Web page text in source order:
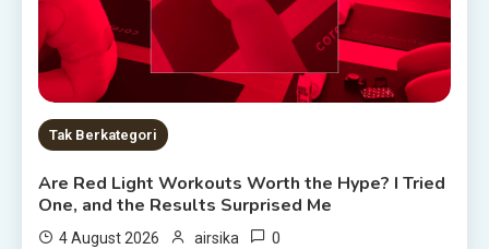
Tak Berkategori
Are Red Light Workouts Worth the Hype? I Tried
One, and the Results Surprised Me
4 August 2026 airsika 0